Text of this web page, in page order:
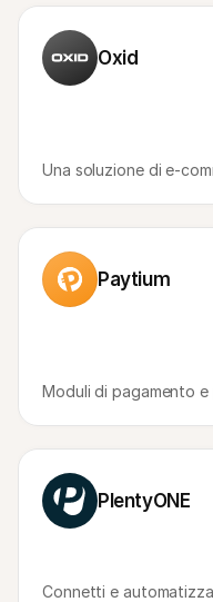
Oxid
Una soluzione di e-
Paytium
Moduli di pagamento
PlentyONE
Connetti e